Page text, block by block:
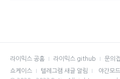
라이믹스 공홈 라이믹스 github 문의
쇼케이스
텔레그램 새글 알림
야간모